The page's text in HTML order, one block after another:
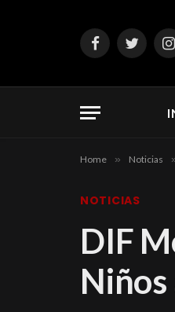
FacebookTwitter
Home » Noticias
NOTICIAS
DIF